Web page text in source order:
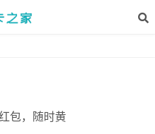
包，随时黄